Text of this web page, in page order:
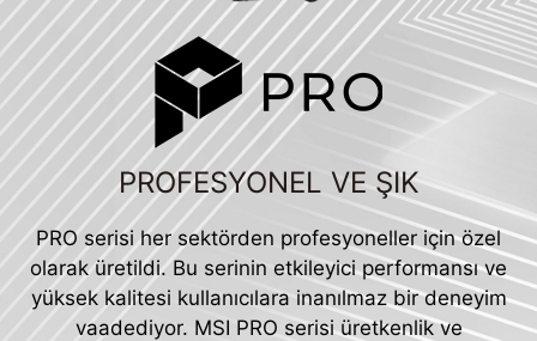
PROFESYONEL VE ŞIK
PRO serisi her sektörden profesyoneller için özel
olarak üretildi. Bu serinin etkileyici performansı ve
yüksek kalitesi kullanıcılara inanılmaz bir deneyim
vaadediyor. MSI PRO serisi üretkenlik ve